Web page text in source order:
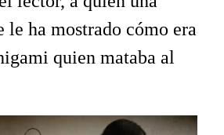
ha mostrado cómo era
quien mataba al